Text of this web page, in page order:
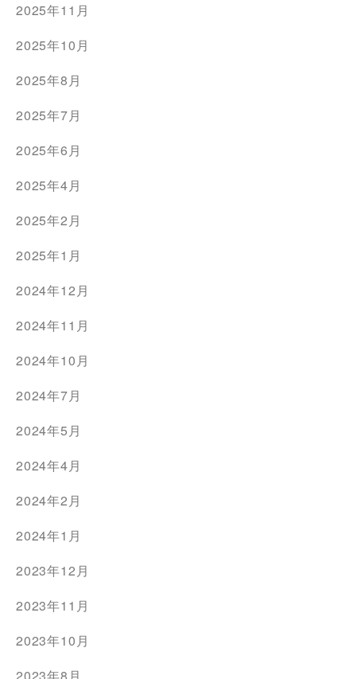
2025年11月
2025年10月
2025年8月
2025年7月
2025年6月
2025年4月
2025年2月
2025年1月
2024年12月
2024年11月
2024年10月
2024年7月
2024年5月
2024年4月
2024年2月
2024年1月
2023年12月
2023年11月
2023年10月